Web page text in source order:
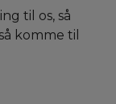
til os, så
komme til